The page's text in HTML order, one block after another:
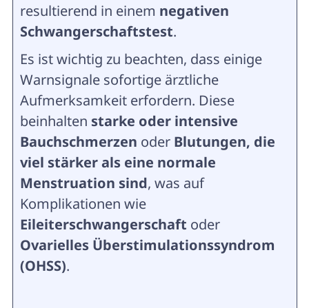
resultierend in einem negativen
Schwangerschaftstest.
Es ist wichtig zu beachten, dass einige
Warnsignale sofortige ärztliche
Aufmerksamkeit erfordern. Diese
beinhalten starke oder intensive
Bauchschmerzen oder Blutungen, die
viel stärker als eine normale
Menstruation sind, was auf
Komplikationen wie
Eileiterschwangerschaft oder
Ovarielles Überstimulationssyndrom
(OHSS).